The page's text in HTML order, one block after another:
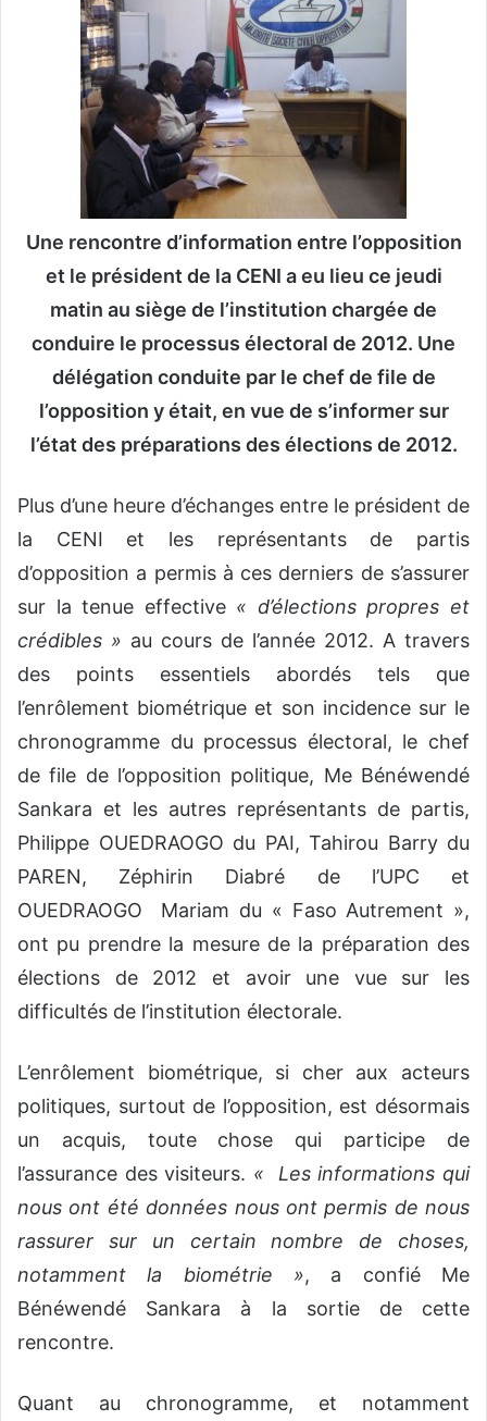
o
e
r
n
u
r
r
l
Une rencontre d’information entre l’opposition
et le président de la CENI a eu lieu ce jeudi
matin au siège de l’institution chargée de
conduire le processus électoral de 2012. Une
délégation conduite par le chef de file de
l’opposition y était, en vue de s’informer sur
l’état des préparations des élections de 2012.
Plus d’une heure d’échanges entre le président de
la CENI et les représentants de partis
d’opposition a permis à ces derniers de s’assurer
sur la tenue effective « d’élections propres et
crédibles » au cours de l’année 2012. A travers
des points essentiels abordés tels que
l’enrôlement biométrique et son incidence sur le
chronogramme du processus électoral, le chef
de file de l’opposition politique, Me Bénéwendé
Sankara et les autres représentants de partis,
Philippe OUEDRAOGO du PAI, Tahirou Barry du
PAREN, Zéphirin Diabré de l’UPC et
OUEDRAOGO Mariam du « Faso Autrement »,
ont pu prendre la mesure de la préparation des
élections de 2012 et avoir une vue sur les
difficultés de l’institution électorale.
L’enrôlement biométrique, si cher aux acteurs
politiques, surtout de l’opposition, est désormais
un acquis, toute chose qui participe de
l’assurance des visiteurs. « Les informations qui
nous ont été données nous ont permis de nous
rassurer sur un certain nombre de choses,
notamment la biométrie », a confié Me
Bénéwendé Sankara à la sortie de cette
rencontre.
Quant au chronogramme, et notamment